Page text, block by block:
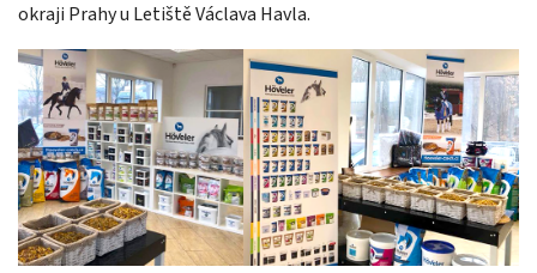
okraji Prahy u Letiště Václava Havla.